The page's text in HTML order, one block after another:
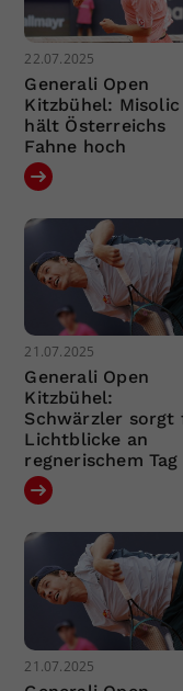
22.07.2025
Generali Open
Kitzbühel: Misolic
hält Österreichs
Fahne hoch
21.07.2025
Generali Open
Kitzbühel:
Schwärzler sorgt
Lichtblicke an
regnerischem Tag
21.07.2025